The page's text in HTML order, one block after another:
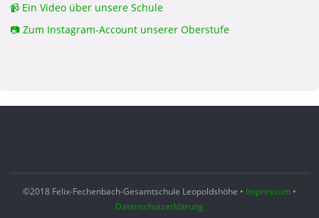
📹 Ein Video über unsere Schule
📷 Zum Instagram-Account unserer Oberstufe
©2018 Felix-Fechenbach-Gesamtschule Leopoldshöhe • Impressum •
Datenschutzerklärung